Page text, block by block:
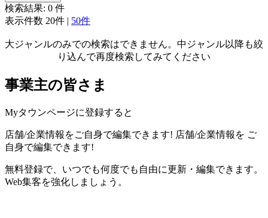
検索結果: 0 件
表示件数 20件 | 50件
大ジャンルのみでの検索はできません。中ジャンル以降も絞
り込んで再度検索してみてください
事業主の皆さま
Myタウンページに登録すると
店舗/企業情報をご自身で編集できます! 店舗/企業情報を ご
自身で編集できます!
無料登録で、いつでも何度でも自由に更新・編集できます。
Web集客を強化しましょう。